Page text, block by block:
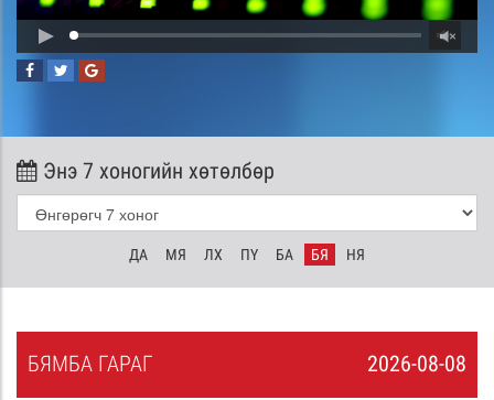
Энэ 7 хоногийн хөтөлбөр
ДА МЯ ЛХ ПҮ БА БЯ НЯ
2026-08-08
БЯМБА ГАРАГ